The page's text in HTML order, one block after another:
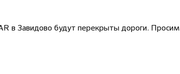
в Завидово будут перекрыты дороги. Просим